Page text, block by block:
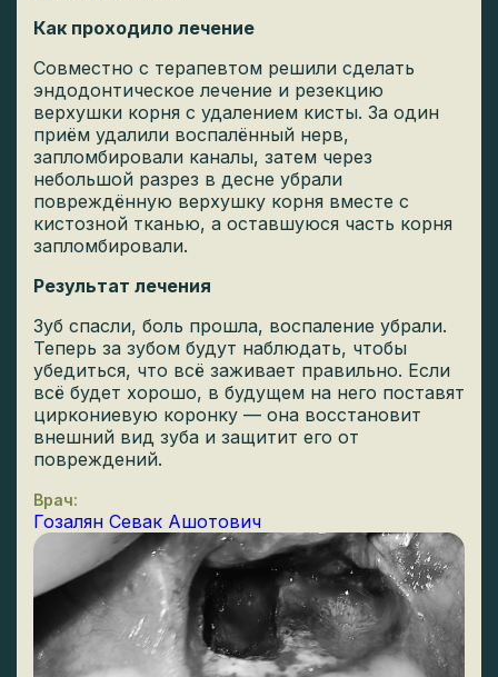
Как проходило лечение
Совместно с терапевтом решили сделать
эндодонтическое лечение и резекцию
верхушки корня с удалением кисты. За один
приём удалили воспалённый нерв,
запломбировали каналы, затем через
небольшой разрез в десне убрали
повреждённую верхушку корня вместе с
кистозной тканью, а оставшуюся часть корня
запломбировали.
Результат лечения
Зуб спасли, боль прошла, воспаление убрали.
Теперь за зубом будут наблюдать, чтобы
убедиться, что всё заживает правильно. Если
всё будет хорошо, в будущем на него поставят
циркониевую коронку — она восстановит
внешний вид зуба и защитит его от
повреждений.
Врач:
Гозалян Севак Ашотович